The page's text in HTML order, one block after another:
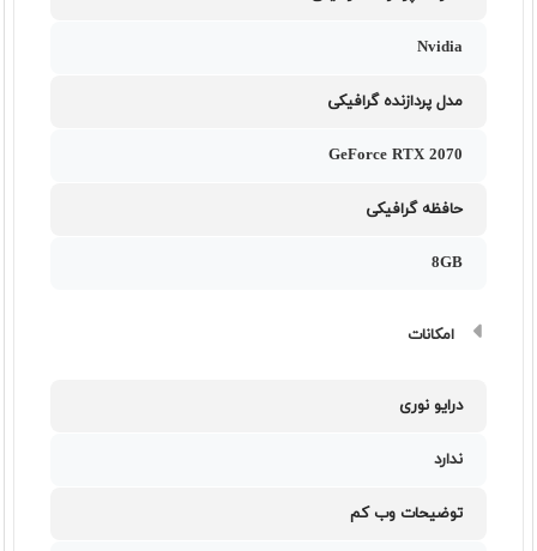
Nvidia
مدل پردازنده گرافیکی
GeForce RTX 2070
حافظه گرافیکی
8GB
امکانات
درایو نوری
ندارد
توضیحات وب کم